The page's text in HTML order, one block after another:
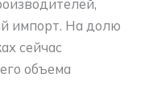
импорт. На долю
сейчас
объема